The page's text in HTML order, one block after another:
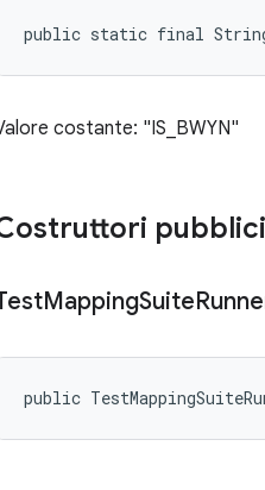
public static final String
costante: "IS_BWYN"
pubblici
MappingSuite
public